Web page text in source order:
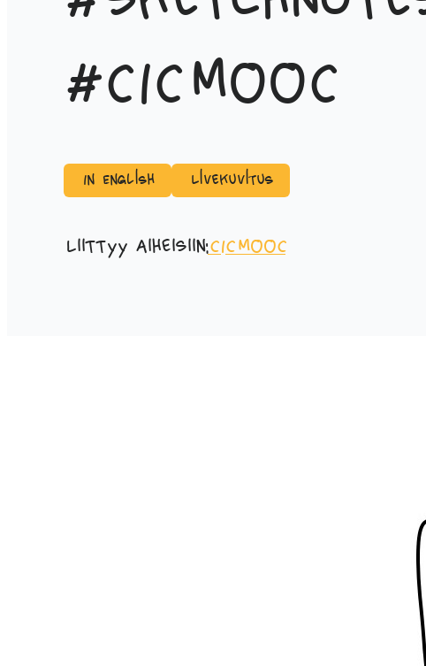
#CICMOOC
In English Livekuvitus
Liittyy aiheisiin:CICMOOC